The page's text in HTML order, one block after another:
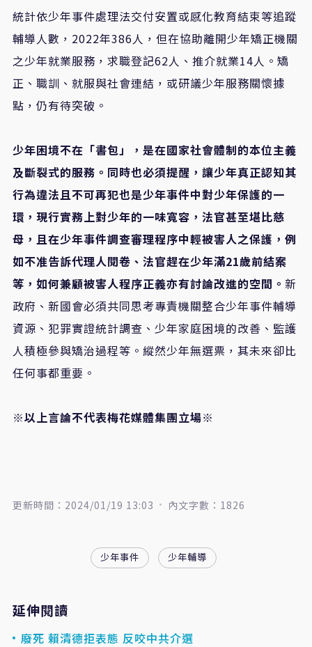
統計依少年事件處理法交付安置或感化教育結束等追蹤
輔導人數，2022年386人，但在協助離開少年矯正機關
之少年就業服務，求職登記62人、推介就業14人。矯
正、職訓、就服與社會連結，或研議少年服務關懷據
點，仍有待突破。
少年困境不在「書包」，是在國家社會體制的本位主義
及斷裂式的服務。同時也必須提醒，讓少年真正認知其
行為違法且不可再犯也是少年事件中對少年保護的一
環，現行實務上對少年的一味寬容，法官甚至堪比慈
母，且在少年事件調查審理程序中輕被害人之保護，例
如不准告訴代理人閱卷、法官趕在少年滿21歲前結案
等，如何兼顧被害人程序正義亦有討論改進的空間。 新
政府、新國會必須共同思考專責機關整合少年事件輔導
資源、犯罪實證統計調查、少年家庭困境的改善、監護
人積極參與矯治過程等。縱然少年無選票，其未來卻比
任何事都重要。
※以上言論不代表梅花媒體集團立場※
更新時間：2024/01/19 13:03 內文字數：1826
少年事件 少年輔導
延伸閱讀
廢死 賴清德拒表態 反咬中共介選